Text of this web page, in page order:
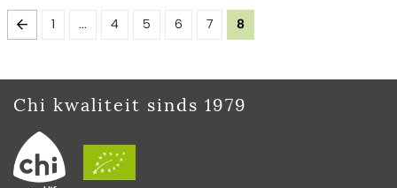
PaginaPagina
Vorige
Pagina
1 ... Pagina
4 Pagina
5 Pagina
6 Pagina
7 U lees momenteel pagina
8
Chi kwaliteit sinds 1979